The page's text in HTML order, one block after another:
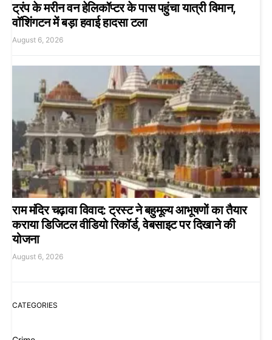
ट्रंप के मरीन वन हेलिकॉप्टर के पास पहुंचा यात्री विमान,
वॉशिंगटन में बड़ा हवाई हादसा टला
August 6, 2026
राम मंदिर चढ़ावा विवाद: ट्रस्ट ने बहुमूल्य आभूषणों का तैयार
कराया डिजिटल वीडियो रिकॉर्ड, वेबसाइट पर दिखाने की
योजना
August 6, 2026
CATEGORIES